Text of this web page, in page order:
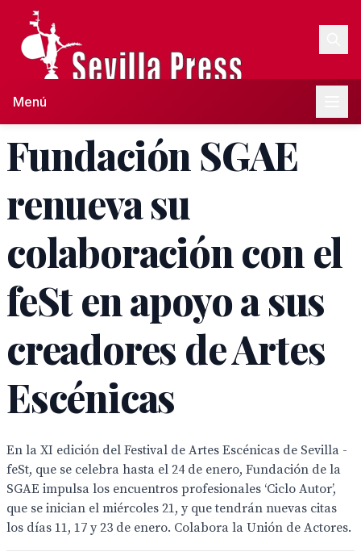
Menú
Fundación SGAE
renueva su
colaboración con el
feSt en apoyo a sus
creadores de Artes
Escénicas
En la XI edición del Festival de Artes Escénicas de Sevilla -
feSt, que se celebra hasta el 24 de enero, Fundación de la
SGAE impulsa los encuentros profesionales ‘Ciclo Autor’,
que se inician el miércoles 21, y que tendrán nuevas citas
los días 11, 17 y 23 de enero. Colabora la Unión de Actores.